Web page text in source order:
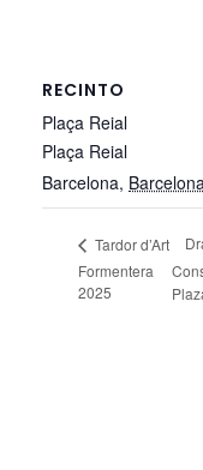
RECINTO
Plaça Reial
Plaça Reial
Barcelona, Barcelona
Tardor d’Art
Formentera
2025